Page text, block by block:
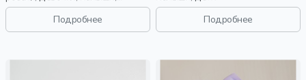
дошкольники, дети
Подробнее
Подробнее